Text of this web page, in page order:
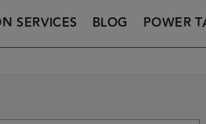
SERVICES BLOG POWER